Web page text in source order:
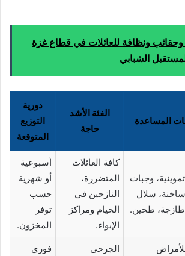
ونظافة للعائلات في قطاع غزة
الشبابي
المساعدة
الفئة الأشد
حاجة
دورية
التوزيع
المتوقعة
وجبات
سلال
طحين.
كافة العائلات
المتضررة،
النازحين في
الخيام ومراكز
الإيواء.
أسبوعية
أو شهرية
حسب
توفر
المخزون.
الجرحى
فوري